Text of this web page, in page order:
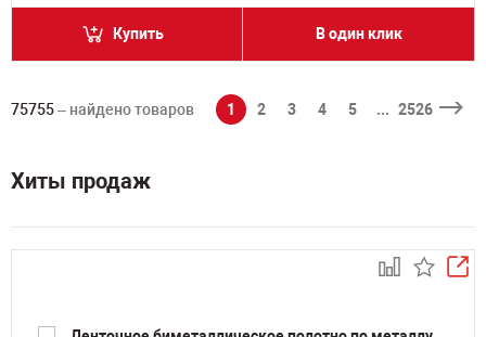
Купить В один клик
75755– найдено товаров 1 2 3 4 5 ... 2526
Хиты продаж